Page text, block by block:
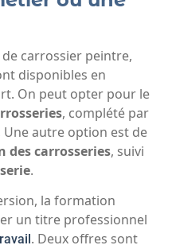
carrossier peintre,
disponibles en
On peut opter pour le
, complété par
Une autre option est de
des carrosseries, suivi
.
la formation
un titre professionnel
. Deux offres sont